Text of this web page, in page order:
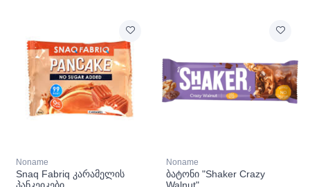
Noname
Snaq Fabriq კარამელის
პანკეიკები
Noname
ბატონი "Shaker Crazy
Walnut"